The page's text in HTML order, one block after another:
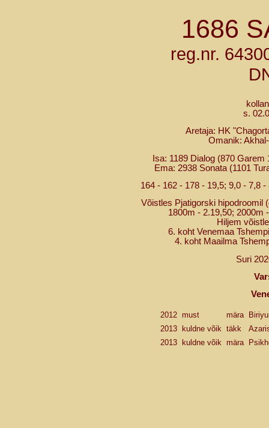
1686
reg.nr.
s.
Aretaja: HK
Omanik:
Isa: 1189 Dialog (870
Ema: 2938 Sonata (1101
164 - 162 - 178 - 19,5; 9,0 - 7,8
Võistles Pjatigorski hipodroomil
1800m - 2.19,50; 2000m
Hiljem
6. koht Venemaa
4. koht Maailma
Suri
2012 must mära
2013 kuldne võik täkk
2013 kuldne võik mära